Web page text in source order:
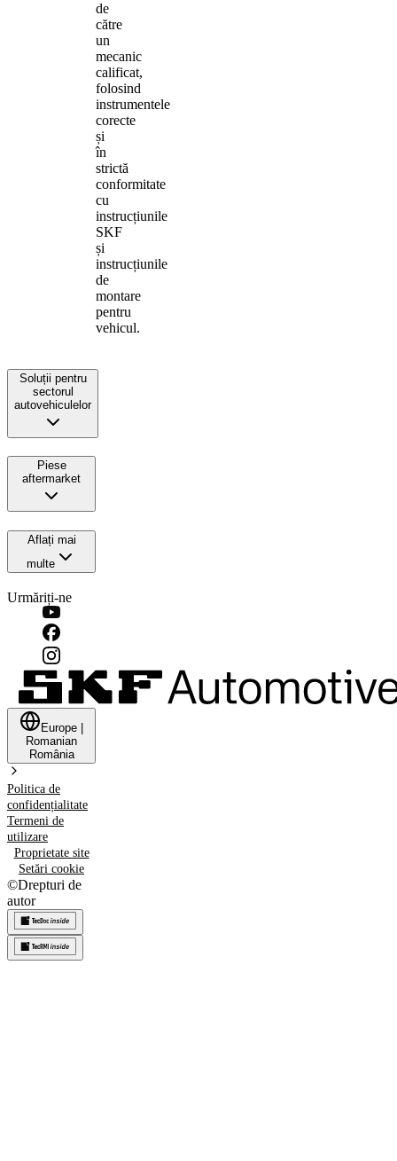
de
către
un
mecanic
calificat,
folosind
instrumentele
corecte
și
în
strictă
conformitate
cu
instrucțiunile
SKF
și
instrucțiunile
de
montare
pentru
vehicul.
Soluții pentru
sectorul
autovehiculelor
Piese
aftermarket
Aflați mai
multe
Urmăriți-ne
Europe
Romanian
România
Politica de
confidențialitate
Termeni de
utilizare
Proprietate site
Setări cookie
©Drepturi de
autor